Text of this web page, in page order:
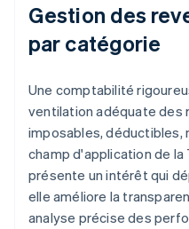
Gestion des
par catégorie
Une comptabilité
ventilation adéquate des
imposables, déductibles,
champ d'application de
présente un intérêt qui
elle améliore la
analyse précise des